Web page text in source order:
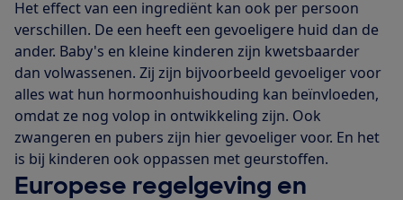
Het effect van een ingrediënt kan ook per persoon
verschillen. De een heeft een gevoeligere huid dan de
ander. Baby's en kleine kinderen zijn kwetsbaarder
dan volwassenen. Zij zijn bijvoorbeeld gevoeliger voor
alles wat hun hormoonhuishouding kan beïnvloeden,
omdat ze nog volop in ontwikkeling zijn. Ook
zwangeren en pubers zijn hier gevoeliger voor. En het
is bij kinderen ook oppassen met geurstoffen.
Europese regelgeving en